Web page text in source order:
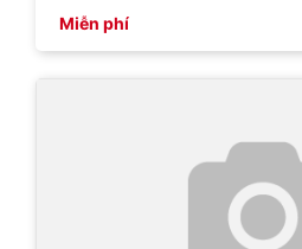
Miễn phí